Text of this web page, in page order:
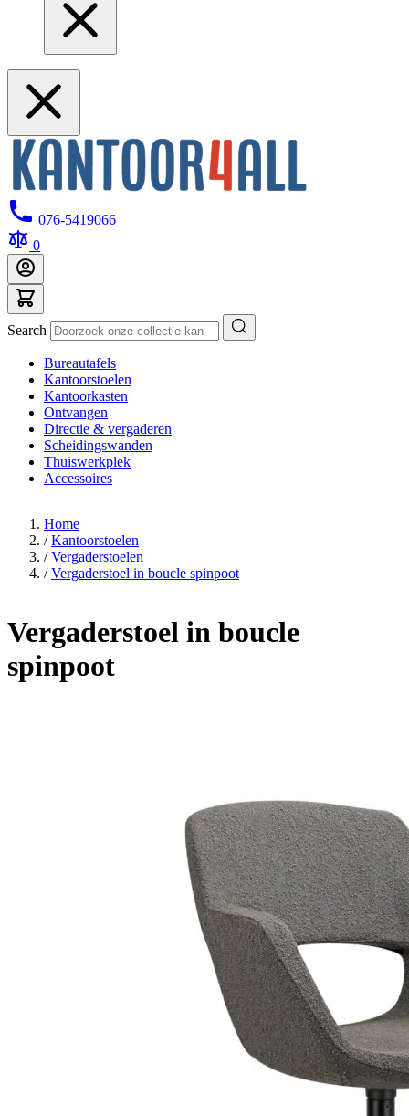
076-5419066
0
Search
Bureautafels
Kantoorstoelen
Kantoorkasten
Ontvangen
Directie & vergaderen
Scheidingswanden
Thuiswerkplek
Accessoires
Home
/ Kantoorstoelen
/ Vergaderstoelen
/ Vergaderstoel in boucle spinpoot
Vergaderstoel in boucle
spinpoot